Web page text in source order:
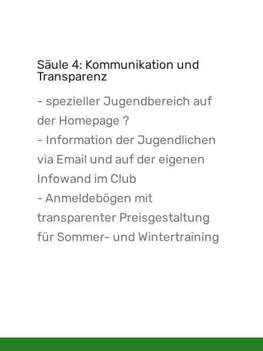
Säule 4: Kommunikation und
Transparenz
- spezieller Jugendbereich auf
der Homepage ?
- Information der Jugendlichen
via Email und auf der eigenen
Infowand im Club
- Anmeldebögen mit
transparenter Preisgestaltung
für Sommer- und Wintertraining